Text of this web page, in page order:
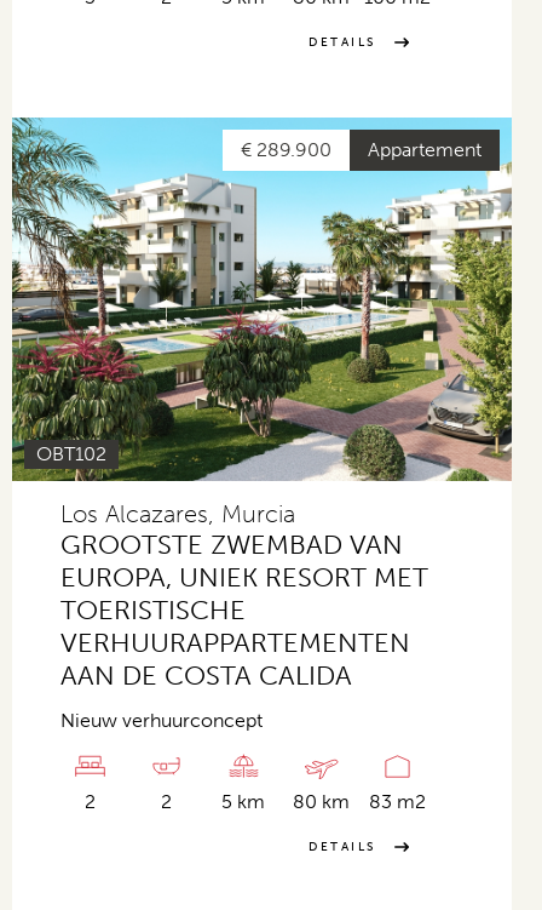
DETAILS
Appartement
€ 289.900
OBT102
Los Alcazares, Murcia
GROOTSTE ZWEMBAD VAN
EUROPA, UNIEK RESORT MET
TOERISTISCHE
VERHUURAPPARTEMENTEN
AAN DE COSTA CALIDA
Nieuw verhuurconcept
2 2 5 km 80 km 83 m2
DETAILS